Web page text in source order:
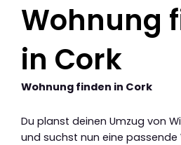
Wohnung
in Cork
Wohnung finden in Cork
Du planst deinen Umzug von
und suchst nun eine passende